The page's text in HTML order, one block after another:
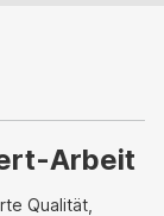
Arbeit
Qualität,